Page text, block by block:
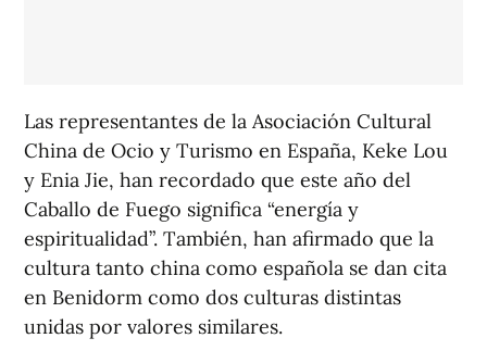
Las representantes de la Asociación Cultural
China de Ocio y Turismo en España, Keke Lou
y Enia Jie, han recordado que este año del
Caballo de Fuego significa “energía y
espiritualidad”. También, han afirmado que la
cultura tanto china como española se dan cita
en Benidorm como dos culturas distintas
unidas por valores similares.